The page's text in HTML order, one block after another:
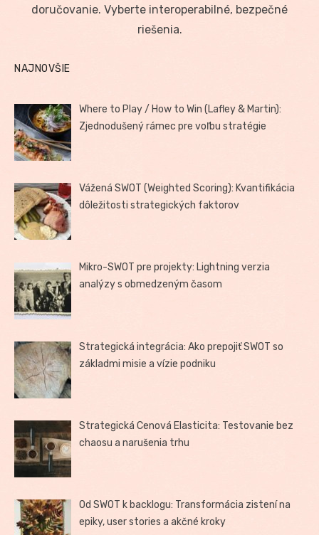
doručovanie. Vyberte interoperabilné, bezpečné
riešenia.
NAJNOVŠIE
Where to Play / How to Win (Lafley & Martin):
Zjednodušený rámec pre voľbu stratégie
Vážená SWOT (Weighted Scoring): Kvantifikácia
dôležitosti strategických faktorov
Mikro-SWOT pre projekty: Lightning verzia
analýzy s obmedzeným časom
Strategická integrácia: Ako prepojiť SWOT so
základmi misie a vízie podniku
Strategická Cenová Elasticita: Testovanie bez
chaosu a narušenia trhu
Od SWOT k backlogu: Transformácia zistení na
epiky, user stories a akčné kroky